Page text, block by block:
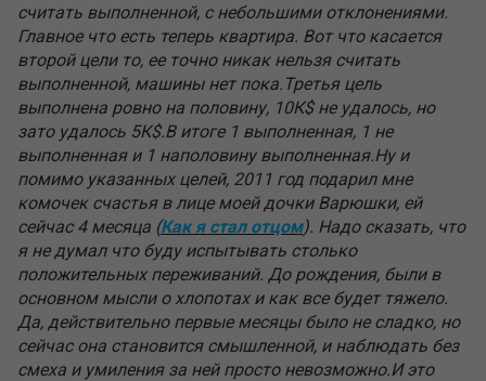
считать выполненной, с небольшими отклонениями.
Главное что есть теперь квартира. Вот что касается
второй цели то, ее точно никак нельзя считать
выполненной, машины нет пока.Третья цель
выполнена ровно на половину, 10К$ не удалось, но
зато удалось 5К$.В итоге 1 выполненная, 1 не
выполненная и 1 наполовину выполненная.Ну и
помимо указанных целей, 2011 год подарил мне
комочек счастья в лице моей дочки Варюшки, ей
сейчас 4 месяца (Как я стал отцом). Надо сказать, что
я не думал что буду испытывать столько
положительных переживаний. До рождения, были в
основном мысли о хлопотах и как все будет тяжело.
Да, действительно первые месяцы было не сладко, но
сейчас она становится смышленной, и наблюдать без
смеха и умиления за ней просто невозможно.И это